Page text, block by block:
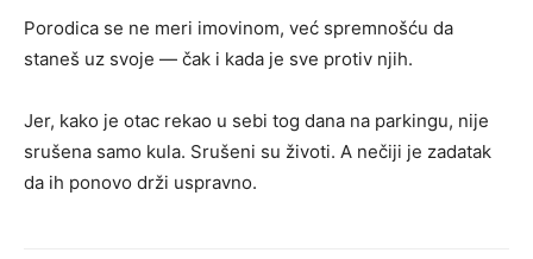
Porodica se ne meri imovinom, već spremnošću da
staneš uz svoje — čak i kada je sve protiv njih.
Jer, kako je otac rekao u sebi tog dana na parkingu, nije
srušena samo kula. Srušeni su životi. A nečiji je zadatak
da ih ponovo drži uspravno.